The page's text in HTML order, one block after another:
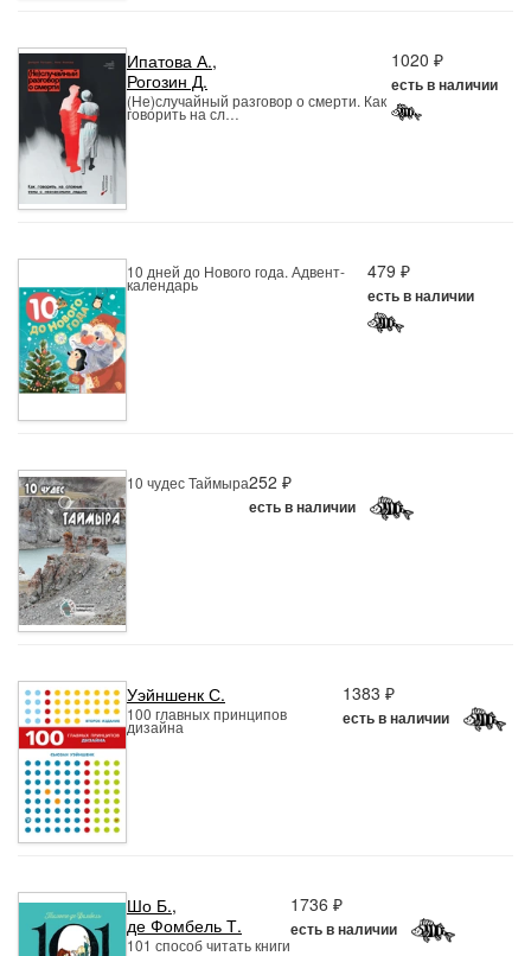
Ипатова А.,
Рогозин Д.
(Не)случайный разговор о смерти. Как
говорить на сл…
1020 ₽
есть в наличии
10 дней до Нового года. Адвент-
календарь
479 ₽
есть в наличии
10 чудес Таймыра252 ₽
есть в наличии
Уэйншенк С.
100 главных принципов
дизайна
1383 ₽
есть в наличии
Шо Б.,
де Фомбель Т.
101 способ читать книги
1736 ₽
есть в наличии